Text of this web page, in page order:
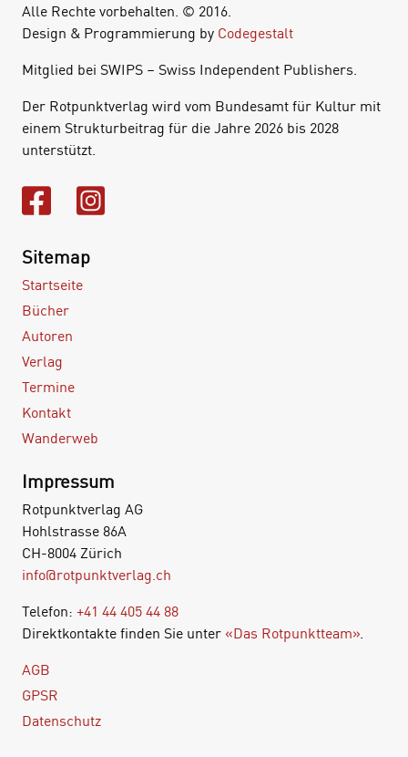
Alle Rechte vorbehalten. © 2016.
Design & Programmierung by Codegestalt
Mitglied bei SWIPS – Swiss Independent Publishers.
Der Rotpunktverlag wird vom Bundesamt für Kultur mit
einem Strukturbeitrag für die Jahre 2026 bis 2028
unterstützt.
Sitemap
Startseite
Bücher
Autoren
Verlag
Termine
Kontakt
Wanderweb
Impressum
Rotpunktverlag AG
Hohlstrasse 86A
CH-8004 Zürich
info@rotpunktverlag.ch
Telefon: +41 44 405 44 88
Direktkontakte finden Sie unter «Das Rotpunktteam».
AGB
GPSR
Datenschutz